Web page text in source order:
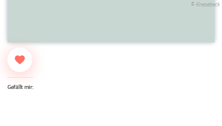
© Knesebeck
Gefällt mir: